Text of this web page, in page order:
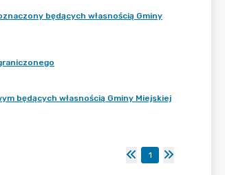
będących własnością Gminy
będących własnością Gminy Miejskiej
1